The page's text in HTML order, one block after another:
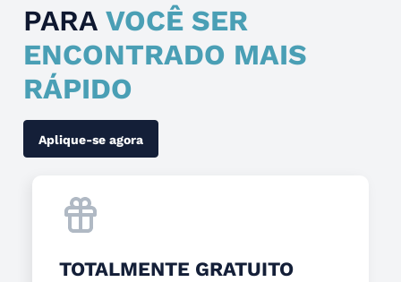
PARA VOCÊ SER
ENCONTRADO MAIS
RÁPIDO
Aplique-se agora
TOTALMENTE GRATUITO